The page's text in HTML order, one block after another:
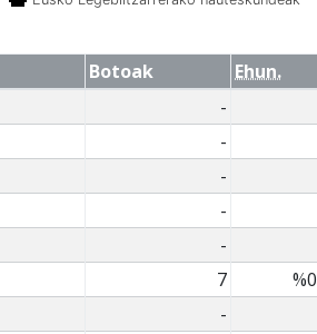
Botoak Ehun.
-
-
-
-
-
7
-